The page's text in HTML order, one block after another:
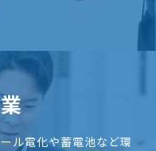
ル電化や蓄電池など環